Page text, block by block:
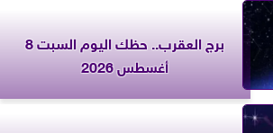
برج العقرب.. حظك اليوم السبت 8
أغسطس 2026